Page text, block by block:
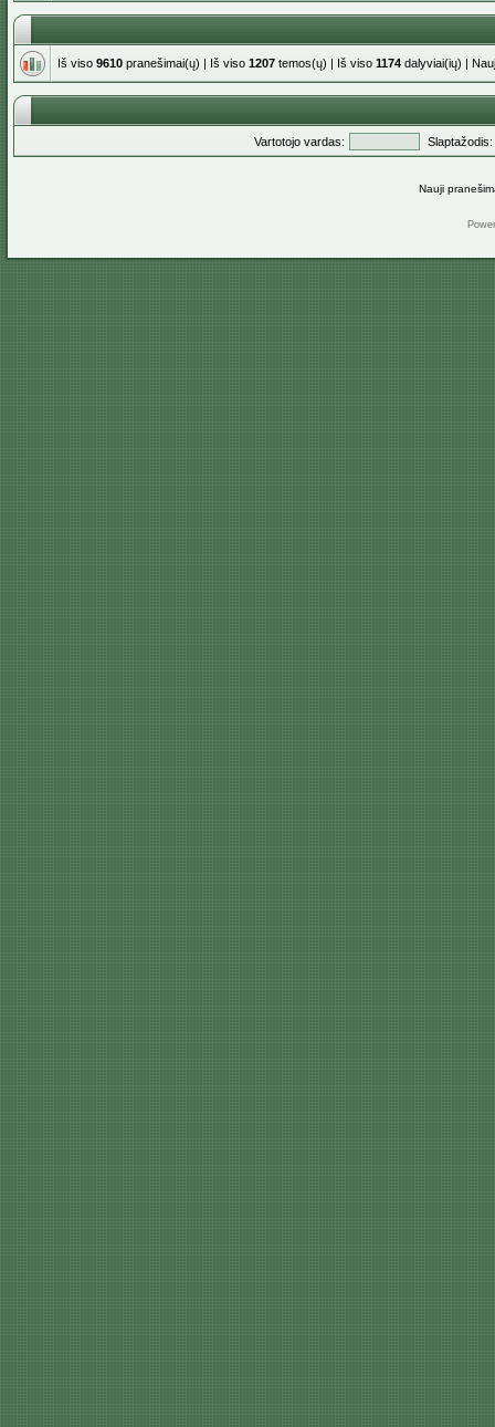
Iš viso 9610 pranešimai(ų) | Iš viso 1207 temos(ų) | Iš viso 1174 dalyviai(ių) |
Vartotojo vardas: Slaptažodis:
Nauji